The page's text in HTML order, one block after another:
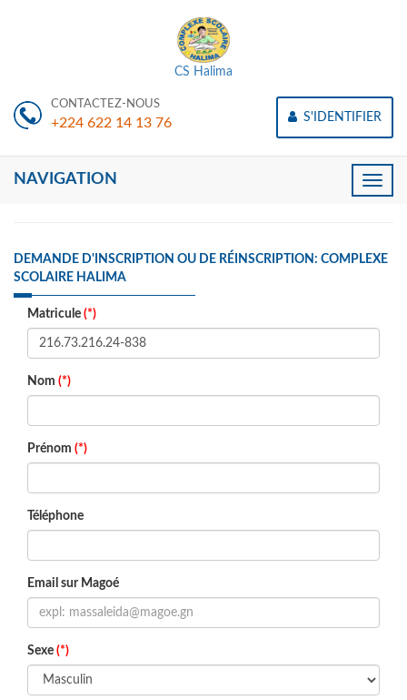
CS Halima
CONTACTEZ-NOUS
+224 622 14 13 76 S'IDENTIFIER
Toggle
NAVIGATION
DEMANDE D'INSCRIPTION OU DE RÉINSCRIPTION: COMPLEXE
SCOLAIRE HALIMA
Matricule (*)
Nom (*)
Prénom (*)
Téléphone
Email sur Magoé
Sexe (*)